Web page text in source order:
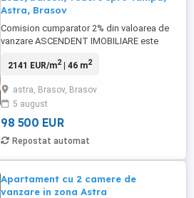
Astra, Brasov
Comision cumparator 2% din valoarea de
vanzare ASCENDENT IMOBILIARE este
proprietate ce oferta cadrul potrivit pentru
la oras. Situat pe strada Berzei, in cartierul
Astra, caminul cu doua camere a fost
renovat integral ...
2141 EUR/m2| 46 m2
astra, Brasov, Brasov
5 august
98 500 EUR
Repostat automat
Apartament cu 2 camere de
vanzare in zona Astra